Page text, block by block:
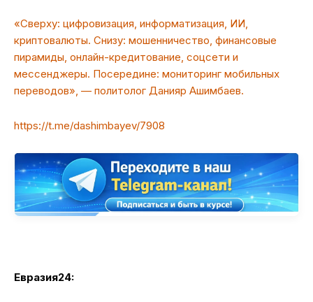
«Сверху: цифровизация, информатизация, ИИ,
криптовалюты. Снизу: мошенничество, финансовые
пирамиды, онлайн-кредитование, соцсети и
мессенджеры. Посередине: мониторинг мобильных
переводов», — политолог Данияр Ашимбаев.
https://t.me/dashimbayev/7908
Евразия24: